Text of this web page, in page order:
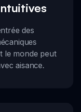
des
le monde peut
aisance.